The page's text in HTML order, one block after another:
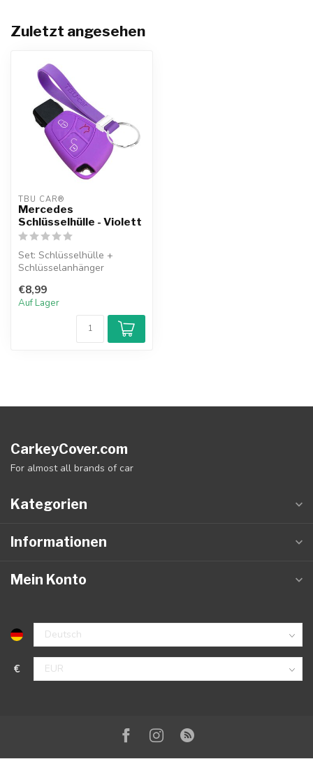
Zuletzt angesehen
TBU CAR®
Mercedes
Schlüsselhülle - Violett
Set: Schlüsselhülle +
Schlüsselanhänger
€8,99
Auf Lager
CarkeyCover.com
For almost all brands of car
Kategorien
Informationen
Mein Konto
€